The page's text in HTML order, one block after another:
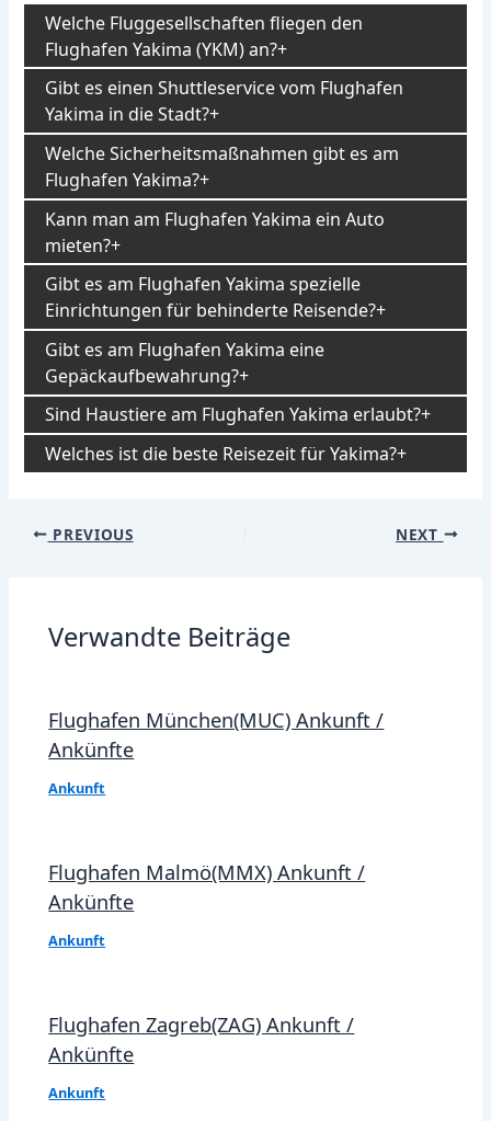
Welche Fluggesellschaften fliegen den
Flughafen Yakima (YKM) an?
Gibt es einen Shuttleservice vom Flughafen
Yakima in die Stadt?
Welche Sicherheitsmaßnahmen gibt es am
Flughafen Yakima?
Kann man am Flughafen Yakima ein Auto
mieten?
Gibt es am Flughafen Yakima spezielle
Einrichtungen für behinderte Reisende?
Gibt es am Flughafen Yakima eine
Gepäckaufbewahrung?
Sind Haustiere am Flughafen Yakima erlaubt?
Welches ist die beste Reisezeit für Yakima?
Post
PREVIOUS NEXT
Verwandte Beiträge
Flughafen München(MUC) Ankunft /
Ankünfte
Ankunft
Flughafen Malmö(MMX) Ankunft /
Ankünfte
Ankunft
Flughafen Zagreb(ZAG) Ankunft /
Ankünfte
Ankunft